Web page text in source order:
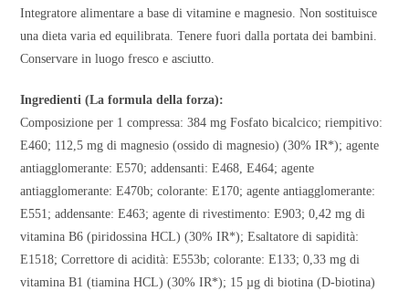
Integratore alimentare a base di vitamine e magnesio. Non sostituisce
una dieta varia ed equilibrata. Tenere fuori dalla portata dei bambini.
Conservare in luogo fresco e asciutto.
Ingredienti (La formula della forza):
Composizione per 1 compressa: 384 mg Fosfato bicalcico; riempitivo:
E460; 112,5 mg di magnesio (ossido di magnesio) (30% IR*); agente
antiagglomerante: E570; addensanti: E468, E464; agente
antiagglomerante: E470b; colorante: E170; agente antiagglomerante:
E551; addensante: E463; agente di rivestimento: E903; 0,42 mg di
vitamina B6 (piridossina HCL) (30% IR*); Esaltatore di sapidità:
E1518; Correttore di acidità: E553b; colorante: E133; 0,33 mg di
vitamina B1 (tiamina HCL) (30% IR*); 15 µg di biotina (D-biotina)